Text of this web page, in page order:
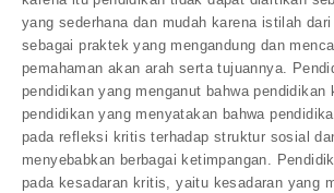
yang sederhana dan mudah karena istilah
sebagai praktek yang mengandung dan
pemahaman akan arah serta tujuannya.
pendidikan yang menganut bahwa pendidikan
pendidikan yang menyatakan bahwa
pada refleksi kritis terhadap struktur sosial
menyebabkan berbagai ketimpangan.
pada kesadaran kritis, yaitu kesadaran yang